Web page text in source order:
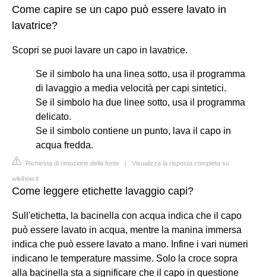
Come capire se un capo può essere lavato in
lavatrice?
Scopri se puoi lavare un capo in lavatrice.
Se il simbolo ha una linea sotto, usa il programma
di lavaggio a media velocità per capi sintetici.
Se il simbolo ha due linee sotto, usa il programma
delicato.
Se il simbolo contiene un punto, lava il capo in
acqua fredda.
Richiesta di rimozione della fonte | Visualizza la risposta completa su
wikihow.it
Come leggere etichette lavaggio capi?
Sull'etichetta, la bacinella con acqua indica che il capo
può essere lavato in acqua, mentre la manina immersa
indica che può essere lavato a mano. Infine i vari numeri
indicano le temperature massime. Solo la croce sopra
alla bacinella sta a significare che il capo in questione